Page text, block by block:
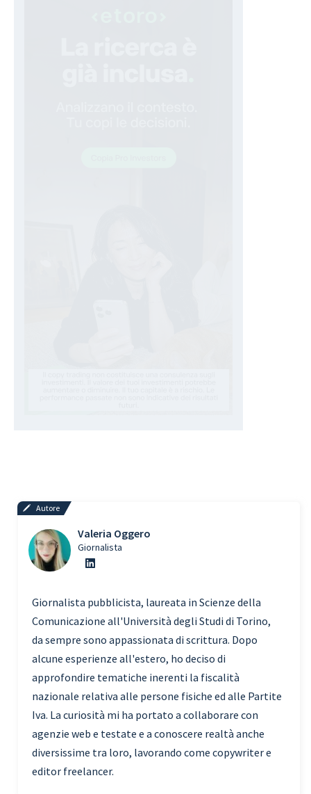
Autore
Valeria Oggero
Giornalista
Giornalista pubblicista, laureata in Scienze della
Comunicazione all'Università degli Studi di Torino,
da sempre sono appassionata di scrittura. Dopo
alcune esperienze all'estero, ho deciso di
approfondire tematiche inerenti la fiscalità
nazionale relativa alle persone fisiche ed alle Partite
Iva. La curiosità mi ha portato a collaborare con
agenzie web e testate e a conoscere realtà anche
diversissime tra loro, lavorando come copywriter e
editor freelancer.